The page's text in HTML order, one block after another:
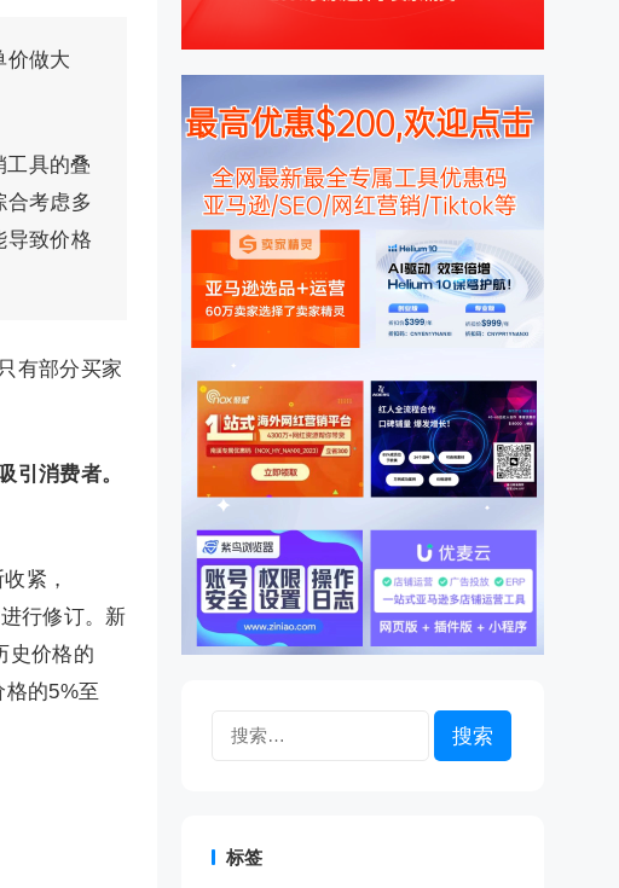
价做大
工具的叠
合考虑多
导致价格
有部分买家
引消费者。
紧，
行修订。新
史价格的
的5%至
标签